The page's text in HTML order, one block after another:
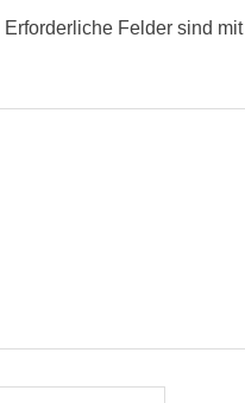
Erforderliche Felder sind mit